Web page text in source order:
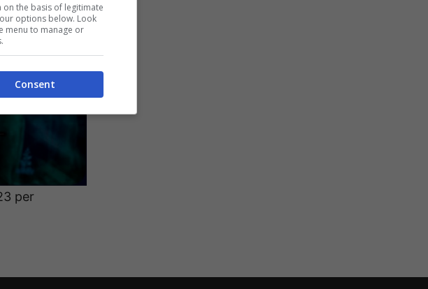
per
the basis of legitimate
options below. Look
menu to manage or
Consent